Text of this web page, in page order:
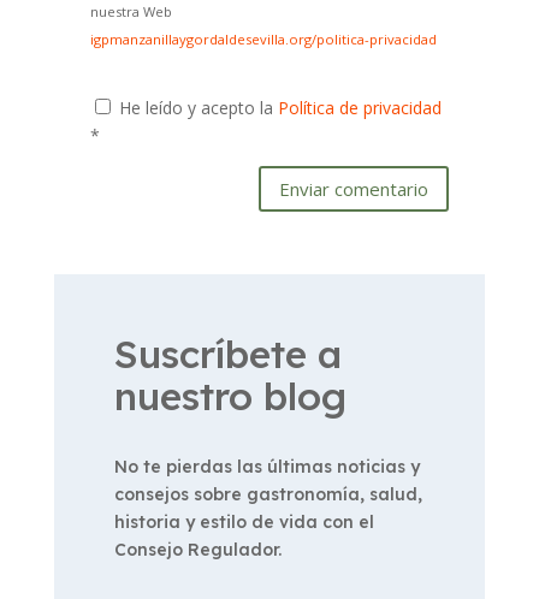
nuestra Web
igpmanzanillaygordaldesevilla.org/politica-privacidad
He leído y acepto la Política de privacidad
*
Enviar comentario
Suscríbete a
nuestro blog
No te pierdas las últimas noticias y
consejos sobre gastronomía, salud,
historia y estilo de vida con el
Consejo Regulador.